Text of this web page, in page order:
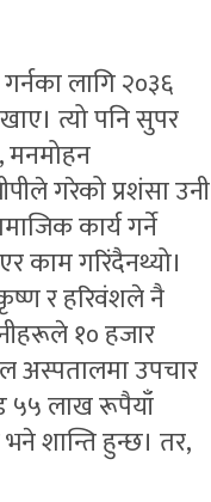
लागि २०३६
त्यो पनि सुपर
मनमोहन
गरेको प्रशंसा उनी
कार्य गर्ने
काम गरिंदैनथ्यो।
र हरिवंशले नै
१० हजार
अस्पतालमा उपचार
५५ लाख रूपैयाँ
शान्ति हुन्छ। तर,